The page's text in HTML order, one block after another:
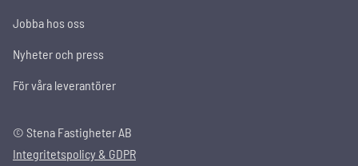
Jobba hos oss
Nyheter och press
För våra leverantörer
© Stena Fastigheter AB
Integritetspolicy & GDPR